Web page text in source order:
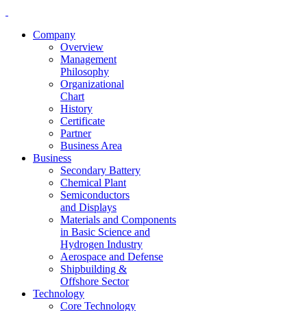
Company
Overview
Management
Philosophy
Organizational
Chart
History
Certificate
Partner
Business Area
Business
Secondary Battery
Chemical Plant
Semiconductors
and Displays
Materials and Components
in Basic Science and
Hydrogen Industry
Aerospace and Defense
Shipbuilding &
Offshore Sector
Technology
Core Technology